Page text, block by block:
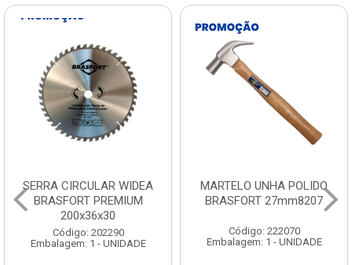
SERRA CIRCULAR WIDEA
BRASFORT PREMIUM
200x36x30
Código: 202290
Embalagem: 1 - UNIDADE
MARTELO UNHA POLIDO
BRASFORT 27mm8207
Código: 222070
Embalagem: 1 - UNIDADE